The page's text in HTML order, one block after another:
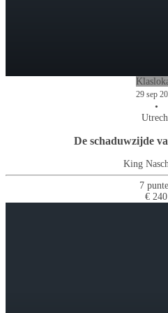
29 sep
•
De schaduwzijde
King
7
€ 240